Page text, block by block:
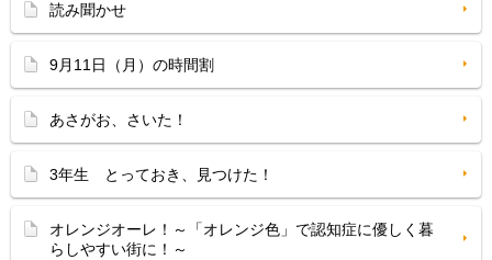
読み聞かせ
9月11日（月）の時間割
あさがお、さいた！
3年生 とっておき、見つけた！
オレンジオーレ！～「オレンジ色」で認知症に優しく暮
らしやすい街に！～